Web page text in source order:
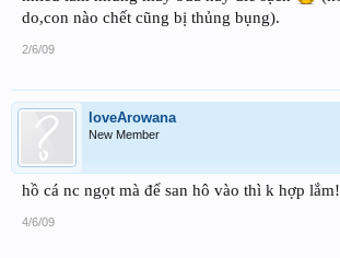
do,con nào chết cũng bị thủng bụng).
2/6/09
loveArowana
New Member
hồ cá nc ngọt mà để san hô vào thì k hợp lắm!
4/6/09